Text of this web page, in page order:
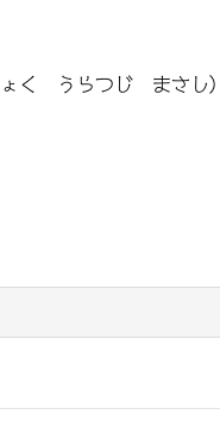
く うらつじ まさし）